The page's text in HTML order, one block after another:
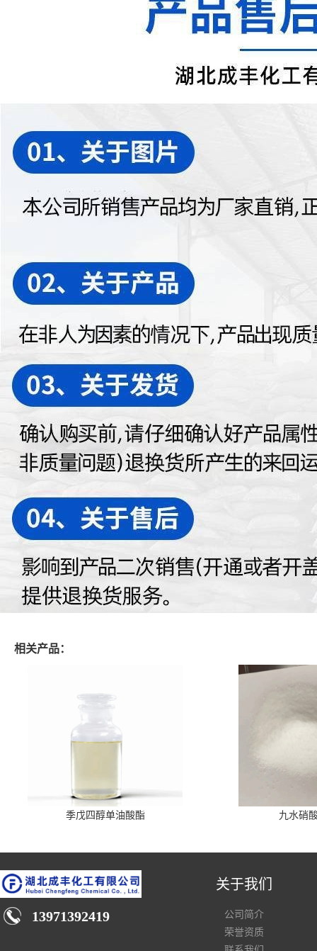
相关产品：
季戊四醇单油酸酯 九水硝
13971392419
关于我们
公司简介
荣誉资质